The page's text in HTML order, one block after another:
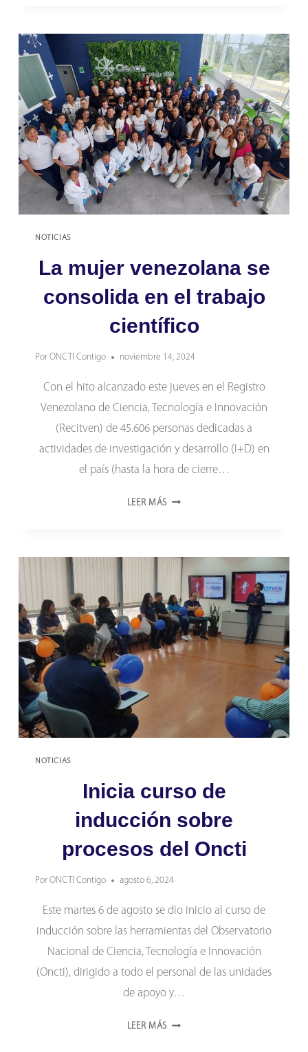
CIENTÍFICO:
50
MIL
INVESTIGADORES
REGISTRADOS
EN
EL
RECITVEN
NOTICIAS
La mujer venezolana se
consolida en el trabajo
científico
Por ONCTI Contigo noviembre 14, 2024
Con el hito alcanzado este jueves en el Registro
Venezolano de Ciencia, Tecnología e Innovación
(Recitven) de 45.606 personas dedicadas a
actividades de investigación y desarrollo (I+D) en
el país (hasta la hora de cierre…
LEER MÁS LA
EL
TRABAJO
CIENTÍFICO
NOTICIAS
Inicia curso de
inducción sobre
procesos del Oncti
Por ONCTI Contigo agosto 6, 2024
Este martes 6 de agosto se dio inicio al curso de
inducción sobre las herramientas del Observatorio
Nacional de Ciencia, Tecnología e Innovación
(Oncti), dirigido a todo el personal de las unidades
de apoyo y…
LEER MÁS INICIA